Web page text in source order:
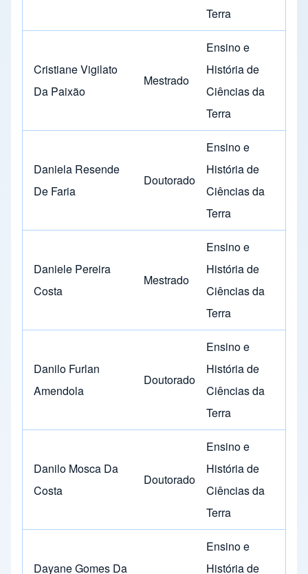
Terra
Cristiane Vigilato
Da Paixão
Mestrado
Ensino e
História de
Ciências da
Terra
Daniela Resende
De Faria
Doutorado
Ensino e
História de
Ciências da
Terra
Daniele Pereira
Costa
Mestrado
Ensino e
História de
Ciências da
Terra
Danilo Furlan
Amendola
Doutorado
Ensino e
História de
Ciências da
Terra
Danilo Mosca Da
Costa
Doutorado
Ensino e
História de
Ciências da
Terra
Dayane Gomes Da
Ensino e
História de